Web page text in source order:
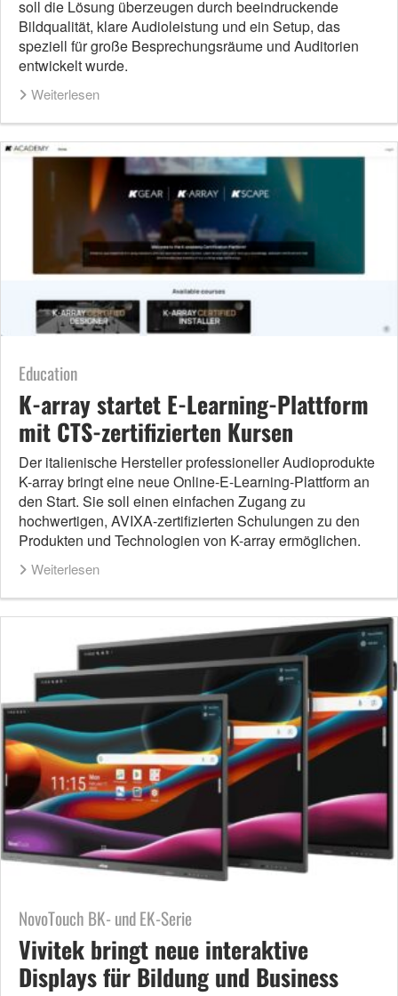
soll die Lösung überzeugen durch beeindruckende
Bildqualität, klare Audioleistung und ein Setup, das
speziell für große Besprechungsräume und Auditorien
entwickelt wurde.
Weiterlesen
Education
K-array startet E-Learning-Plattform
mit CTS-zertifizierten Kursen
Der italienische Hersteller professioneller Audioprodukte
K-array bringt eine neue Online-E-Learning-Plattform an
den Start. Sie soll einen einfachen Zugang zu
hochwertigen, AVIXA-zertifizierten Schulungen zu den
Produkten und Technologien von K-array ermöglichen.
Weiterlesen
NovoTouch BK- und EK-Serie
Vivitek bringt neue interaktive
Displays für Bildung und Business